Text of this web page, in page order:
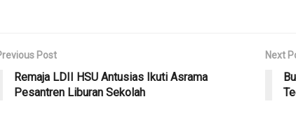
Post
Remaja LDII HSU Antusias Ikuti Asrama
Pesantren Liburan Sekolah
Next